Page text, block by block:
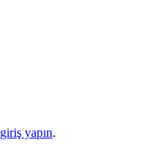
giriş yapın.